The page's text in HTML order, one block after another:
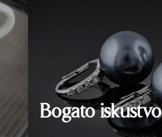
Bogato iskustvo